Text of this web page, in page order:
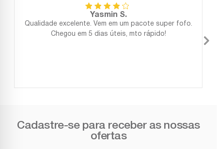
Yasmin S.
Qualidade excelente. Vem em um pacote super fofo.
Chegou em 5 dias úteis, mto rápido!
Cadastre-se para receber as nossas
ofertas